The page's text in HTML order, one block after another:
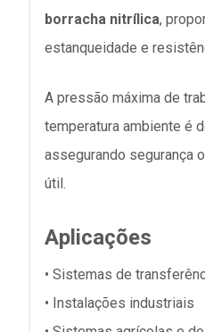
borracha nitrílica,
estanqueidade e
A pressão máxima de
temperatura ambiente é
assegurando segurança
útil.
Aplicações
• Sistemas de
• Instalações industriais